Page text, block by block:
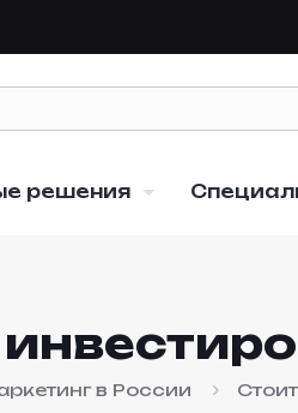
решения
в России